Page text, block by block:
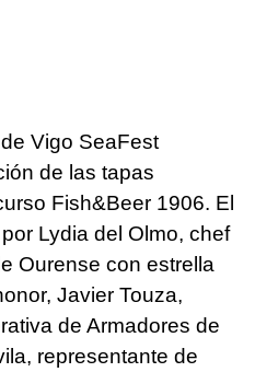
Vigo SeaFest
de las tapas
Fish&Beer 1906. El
Lydia del Olmo, chef
Ourense con estrella
Javier Touza,
de Armadores de
representante de